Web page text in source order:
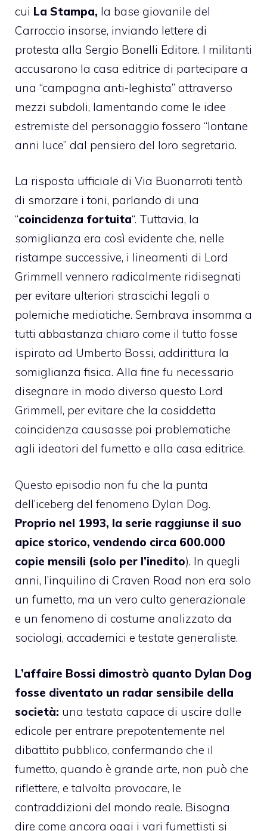
cui La Stampa, la base giovanile del
Carroccio insorse, inviando lettere di
protesta alla Sergio Bonelli Editore. I militanti
accusarono la casa editrice di partecipare a
una “campagna anti-leghista” attraverso
mezzi subdoli, lamentando come le idee
estremiste del personaggio fossero “lontane
anni luce” dal pensiero del loro segretario.
La risposta ufficiale di Via Buonarroti tentò
di smorzare i toni, parlando di una
“coincidenza fortuita“. Tuttavia, la
somiglianza era così evidente che, nelle
ristampe successive, i lineamenti di Lord
Grimmell vennero radicalmente ridisegnati
per evitare ulteriori strascichi legali o
polemiche mediatiche. Sembrava insomma a
tutti abbastanza chiaro come il tutto fosse
ispirato ad Umberto Bossi, addirittura la
somiglianza fisica. Alla fine fu necessario
disegnare in modo diverso questo Lord
Grimmell, per evitare che la cosiddetta
coincidenza causasse poi problematiche
agli ideatori del fumetto e alla casa editrice.
Questo episodio non fu che la punta
dell’iceberg del fenomeno Dylan Dog.
Proprio nel 1993, la serie raggiunse il suo
apice storico, vendendo circa 600.000
copie mensili (solo per l’inedito). In quegli
anni, l’inquilino di Craven Road non era solo
un fumetto, ma un vero culto generazionale
e un fenomeno di costume analizzato da
sociologi, accademici e testate generaliste.
L’affaire Bossi dimostrò quanto Dylan Dog
fosse diventato un radar sensibile della
società: una testata capace di uscire dalle
edicole per entrare prepotentemente nel
dibattito pubblico, confermando che il
fumetto, quando è grande arte, non può che
riflettere, e talvolta provocare, le
contraddizioni del mondo reale. Bisogna
dire come ancora oggi i vari fumettisti si